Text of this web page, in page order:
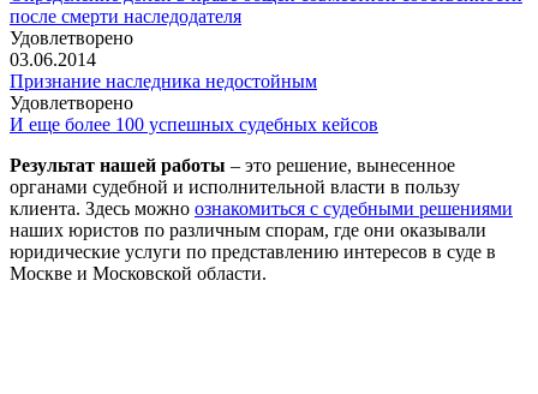
после смерти наследодателя
Удовлетворено
03.06.2014
Признание наследника недостойным
Удовлетворено
И еще более 100 успешных судебных кейсов
Результат нашей работы – это решение, вынесенное
органами судебной и исполнительной власти в пользу
клиента. Здесь можно ознакомиться с судебными решениями
наших юристов по различным спорам, где они оказывали
юридические услуги по представлению интересов в суде в
Москве и Московской области.